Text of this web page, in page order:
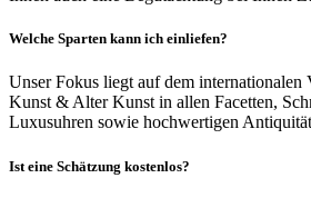
Welche Sparten kann ich einliefen?
Unser Fokus liegt auf dem internationalen
Kunst & Alter Kunst in allen Facetten,
Luxusuhren sowie hochwertigen
Ist eine Schätzung kostenlos?